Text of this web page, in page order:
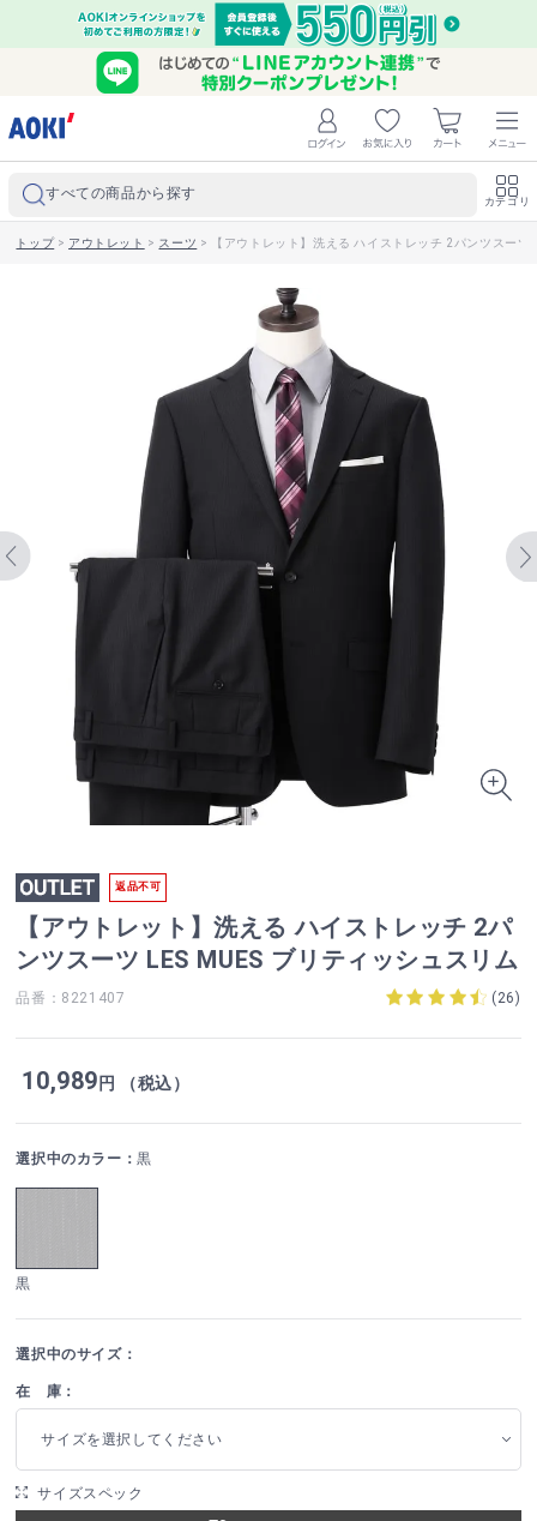
すべての商品から探す カテゴリ
トップ> アウトレット > スーツ > 【アウトレット】洗える ハイストレッチ 2パンツスーツ
返品不可
【アウトレット】洗える ハイストレッチ 2パ
ンツスーツ LES MUES ブリティッシュスリム
品番：8221407 (26)
10,989円 （税込）
選択中のカラー：黒
黒
選択中のサイズ：
在 庫：
サイズを選択してください
サイズスペック